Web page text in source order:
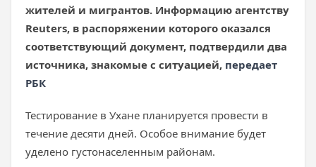
жителей и мигрантов. Информацию агентству
Reuters, в распоряжении которого оказался
соответствующий документ, подтвердили два
источника, знакомые с ситуацией, передает
РБК
Тестирование в Ухане планируется провести в
течение десяти дней. Особое внимание будет
уделено густонаселенным районам.